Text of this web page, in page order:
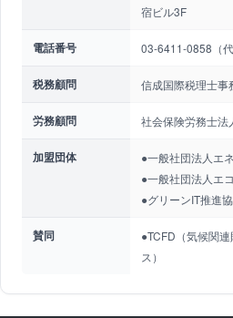
宿ビル3F
電話番号 03-6411-0858（代
税務顧問 信成国際税理士事
労務顧問 社会保険労務士法
加盟団体
●一般社団法人エ
●一般社団法人エ
●グリーンIT推進
賛同
●TCFD（気候関
ス）